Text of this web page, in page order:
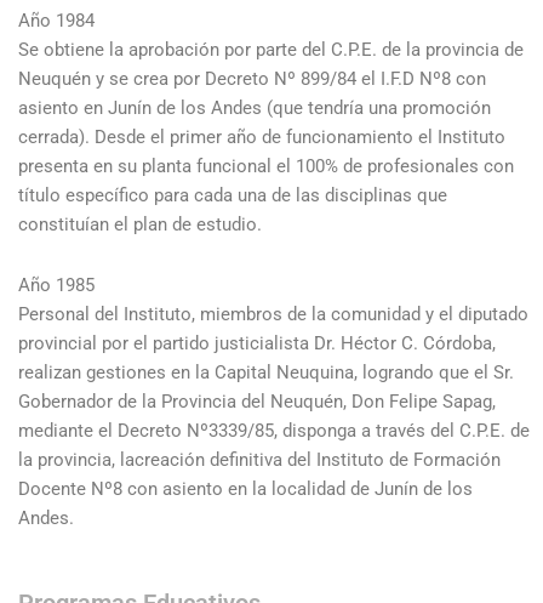
Año 1984
Se obtiene la aprobación por parte del C.P.E. de la provincia de
Neuquén y se crea por Decreto Nº 899/84 el I.F.D Nº8 con
asiento en Junín de los Andes (que tendría una promoción
cerrada). Desde el primer año de funcionamiento el Instituto
presenta en su planta funcional el 100% de profesionales con
título específico para cada una de las disciplinas que
constituían el plan de estudio.
Año 1985
Personal del Instituto, miembros de la comunidad y el diputado
provincial por el partido justicialista Dr. Héctor C. Córdoba,
realizan gestiones en la Capital Neuquina, logrando que el Sr.
Gobernador de la Provincia del Neuquén, Don Felipe Sapag,
mediante el Decreto Nº3339/85, disponga a través del C.P.E. de
la provincia, lacreación definitiva del Instituto de Formación
Docente Nº8 con asiento en la localidad de Junín de los
Andes.